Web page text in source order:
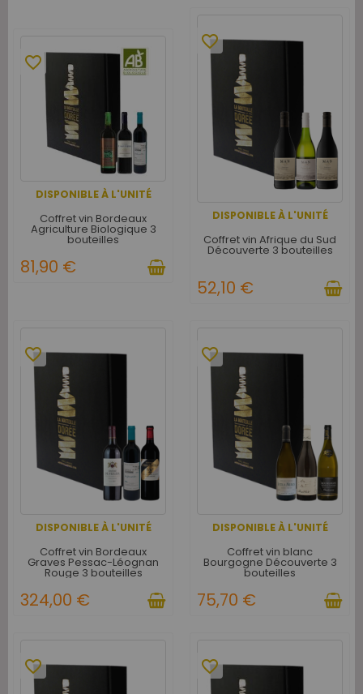
DISPONIBLE À L'UNITÉ
favorite_border
Coffret vin Bordeaux
Agriculture Biologique 3
bouteilles
81,90 €
DISPONIBLE À L'UNITÉ
favorite_border
Coffret vin Afrique du Sud
Découverte 3 bouteilles
52,10 €
DISPONIBLE À L'UNITÉ
favorite_border
Coffret vin Bordeaux
Graves Pessac-Léognan
Rouge 3 bouteilles
324,00 €
DISPONIBLE À L'UNITÉ
favorite_border
Coffret vin blanc
Bourgogne Découverte 3
bouteilles
75,70 €
favorite_border favorite_border